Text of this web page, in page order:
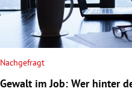
Nachgefragt
Gewalt im Job: Wer hinter